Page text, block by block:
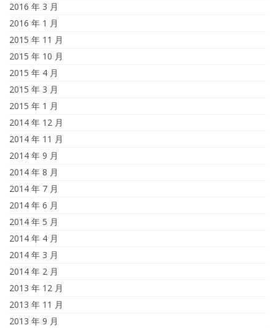
2016 年 3 月
2016 年 1 月
2015 年 11 月
2015 年 10 月
2015 年 4 月
2015 年 3 月
2015 年 1 月
2014 年 12 月
2014 年 11 月
2014 年 9 月
2014 年 8 月
2014 年 7 月
2014 年 6 月
2014 年 5 月
2014 年 4 月
2014 年 3 月
2014 年 2 月
2013 年 12 月
2013 年 11 月
2013 年 9 月